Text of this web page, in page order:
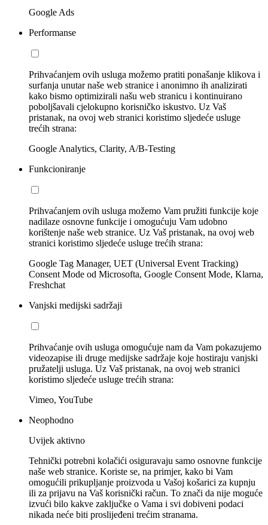
Google Ads
Performanse
Prihvaćanjem ovih usluga možemo pratiti ponašanje klikova i
surfanja unutar naše web stranice i anonimno ih analizirati
kako bismo optimizirali našu web stranicu i kontinuirano
poboljšavali cjelokupno korisničko iskustvo. Uz Vaš
pristanak, na ovoj web stranici koristimo sljedeće usluge
trećih strana:
Google Analytics, Clarity, A/B-Testing
Funkcioniranje
Prihvaćanjem ovih usluga možemo Vam pružiti funkcije koje
nadilaze osnovne funkcije i omogućuju Vam udobno
korištenje naše web stranice. Uz Vaš pristanak, na ovoj web
stranici koristimo sljedeće usluge trećih strana:
Google Tag Manager, UET (Universal Event Tracking)
Consent Mode od Microsofta, Google Consent Mode, Klarna,
Freshchat
Vanjski medijski sadržaji
Prihvaćanje ovih usluga omogućuje nam da Vam pokazujemo
videozapise ili druge medijske sadržaje koje hostiraju vanjski
pružatelji usluga. Uz Vaš pristanak, na ovoj web stranici
koristimo sljedeće usluge trećih strana:
Vimeo, YouTube
Neophodno
Uvijek aktivno
Tehnički potrebni kolačići osiguravaju samo osnovne funkcije
naše web stranice. Koriste se, na primjer, kako bi Vam
omogućili prikupljanje proizvoda u Vašoj košarici za kupnju
ili za prijavu na Vaš korisnički račun. To znači da nije moguće
izvući bilo kakve zaključke o Vama i svi dobiveni podaci
nikada neće biti proslijeđeni trećim stranama.